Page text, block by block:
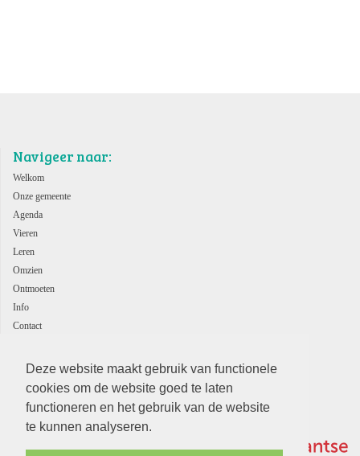
Deze website maakt gebruik van functionele
cookies om de website goed te laten
functioneren en het gebruik van de website
te kunnen analyseren.
Navigeer naar:
Welkom
Onze gemeente
Agenda
Vieren
Leren
Omzien
Ontmoeten
Info
Contact